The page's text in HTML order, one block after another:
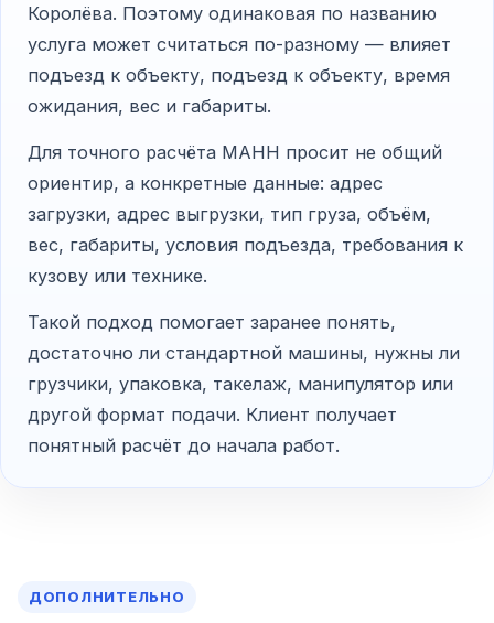
Королёва. Поэтому одинаковая по названию
услуга может считаться по-разному — влияет
подъезд к объекту, подъезд к объекту, время
ожидания, вес и габариты.
Для точного расчёта МАНН просит не общий
ориентир, а конкретные данные: адрес
загрузки, адрес выгрузки, тип груза, объём,
вес, габариты, условия подъезда, требования к
кузову или технике.
Такой подход помогает заранее понять,
достаточно ли стандартной машины, нужны ли
грузчики, упаковка, такелаж, манипулятор или
другой формат подачи. Клиент получает
понятный расчёт до начала работ.
ДОПОЛНИТЕЛЬНО